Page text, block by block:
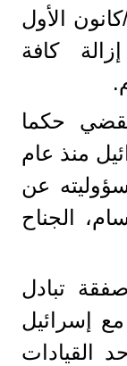
الأول
كافة
حكما
منذ عام
مسؤوليته عن
الجناح
تبادل
إسرائيل
أحد القيادات